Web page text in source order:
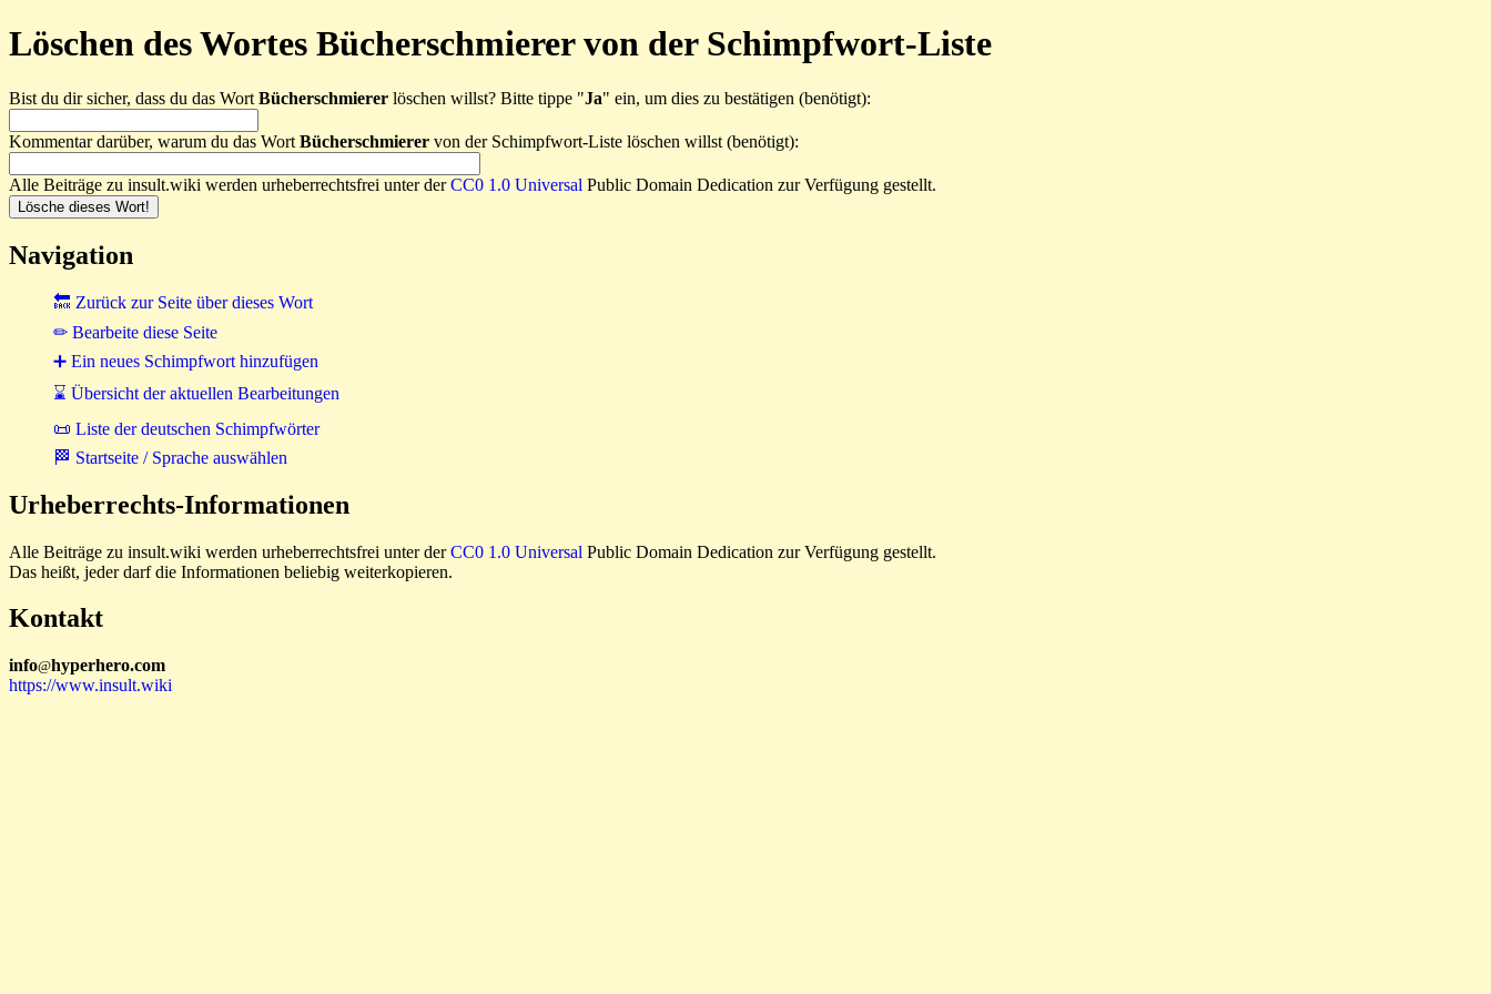
Löschen des Wortes Bücherschmierer von der Schimpfwort-Liste
Bist du dir sicher, dass du das Wort Bücherschmierer löschen willst? Bitte tippe "Ja" ein, um dies zu bestätigen (benötigt):
Kommentar darüber, warum du das Wort Bücherschmierer von der Schimpfwort-Liste löschen willst (benötigt):
Alle Beiträge zu insult.wiki werden urheberrechtsfrei unter derCC0 1.0 Universal Public Domain Dedication zur Verfügung gestellt.
Navigation
🔙 Zurück zur Seite über dieses Wort
✏ Bearbeite diese Seite
➕ Ein neues Schimpfwort hinzufügen
⌛ Übersicht der aktuellen Bearbeitungen
📜 Liste der deutschen Schimpfwörter
🏁 Startseite / Sprache auswählen
Urheberrechts-Informationen
Alle Beiträge zu insult.wiki werden urheberrechtsfrei unter derCC0 1.0 Universal Public Domain Dedication zur Verfügung gestellt.
Das heißt, jeder darf die Informationen beliebig weiterkopieren.
Kontakt
info@hyperhero.com
https://www.insult.wiki